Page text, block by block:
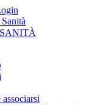
SANITÀ
associarsi